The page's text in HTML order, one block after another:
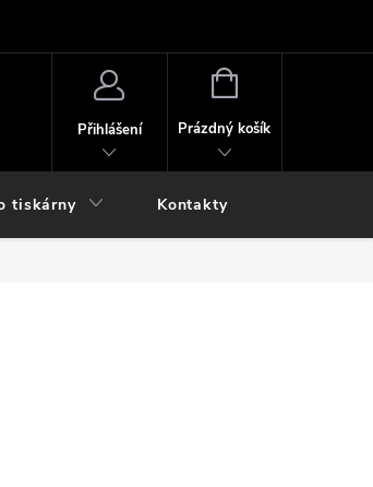
Přihlášení
NÁKUPNÍ
Prázdný košík
tiskárny Kontakty